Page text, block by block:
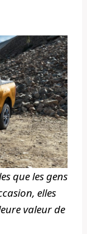
que les gens
elles
valeur de